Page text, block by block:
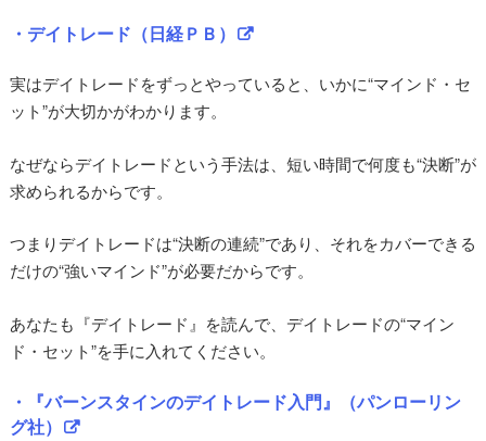
・デイトレード（日経ＰＢ）
実はデイトレードをずっとやっていると、いかに“マインド・セ
ット”が大切かがわかります。
なぜならデイトレードという手法は、短い時間で何度も“決断”が
求められるからです。
つまりデイトレードは“決断の連続”であり、それをカバーできる
だけの“強いマインド”が必要だからです。
あなたも『デイトレード』を読んで、デイトレードの“マイン
ド・セット”を手に入れてください。
・『バーンスタインのデイトレード入門』（パンローリン
グ社）